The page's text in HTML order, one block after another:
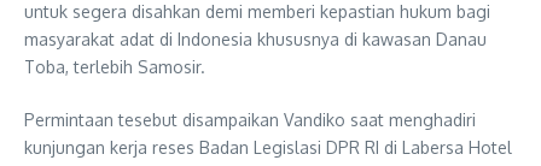
untuk segera disahkan demi memberi kepastian hukum bagi
masyarakat adat di Indonesia khususnya di kawasan Danau
Toba, terlebih Samosir.
Permintaan tesebut disampaikan Vandiko saat menghadiri
kunjungan kerja reses Badan Legislasi DPR RI di Labersa Hotel